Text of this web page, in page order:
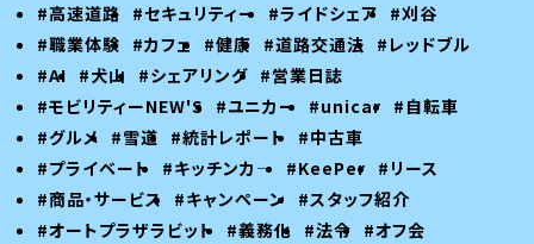
#高速道路 #セキュリティー #ライドシェア #刈谷
#職業体験 #カフェ #健康 #道路交通法 #レッドブル
#AI #犬山 #シェアリング #営業日誌
#モビリティーNEW'S
#ユニカー #unicar #自転車
#グルメ #雪道 #統計レポート
#中古車
#プライベート
#キッチンカ― #KeePer #リース
#商品・サービス
#キャンペーン
#スタッフ紹介
#オートプラザラビット
#義務化 #法令 #オフ会